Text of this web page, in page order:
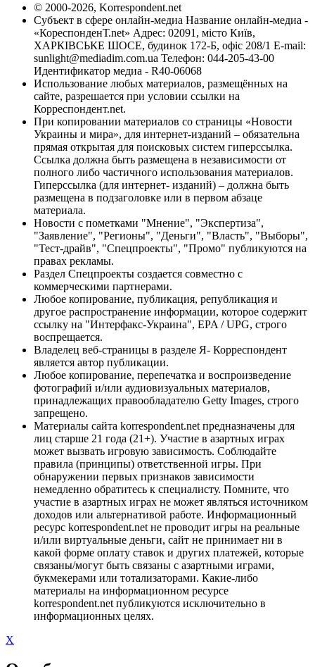
© 2000-2026, Korrespondent.net
Субъект в сфере онлайн-медиа Название онлайн-медиа -
«КореспонденТ.net» Адрес: 02091, місто Київ,
ХАРКІВСЬКЕ ШОСЕ, будинок 172-Б, офіс 208/1 E-mail:
sunlight@mediadim.com.ua Телефон: 044-205-43-00
Идентификатор медиа - R40-06068
Использование любых материалов, размещённых на
сайте, разрешается при условии ссылки на
Корреспондент.net.
При копировании материалов со страницы «Новости
Украины и мира», для интернет-изданий – обязательна
прямая открытая для поисковых систем гиперссылка.
Ссылка должна быть размещена в независимости от
полного либо частичного использования материалов.
Гиперссылка (для интернет- изданий) – должна быть
размещена в подзаголовке или в первом абзаце
материала.
Новости с пометками "Мнение", "Экспертиза",
"Заявление", "Регионы", "Деньги", "Власть", "Выборы",
"Тест-драйв", "Спецпроекты", "Промо" публикуются на
правах рекламы.
Раздел Спецпроекты создается совместно с
коммерческими партнерами.
Любое копирование, публикация, републикация и
другое распространение информации, которое содержит
ссылку на "Интерфакс-Украина", EPA / UPG, строго
воспрещается.
Владелец веб-страницы в разделе Я- Корреспондент
является автор публикации.
Любое копирование, перепечатка и воспроизведение
фотографий и/или аудиовизуальных материалов,
принадлежащих правообладателю Getty Images, строго
запрещено.
Материалы сайта korrespondent.net предназначены для
лиц старше 21 года (21+). Участие в азартных играх
может вызвать игровую зависимость. Соблюдайте
правила (принципы) ответственной игры. При
обнаружении первых признаков зависимости
немедленно обратитесь к специалисту. Помните, что
участие в азартных играх не может являться источником
доходов или альтернативой работе. Информационный
ресурс korrespondent.net не проводит игры на реальные
и/или виртуальные деньги, сайт не принимает ни в
какой форме оплату ставок и других платежей, которые
связаны/могут быть связаны с азартными играми,
букмекерами или тотализаторами. Какие-либо
материалы на информационном ресурсе
korrespondent.net публикуются исключительно в
информационных целях.
X